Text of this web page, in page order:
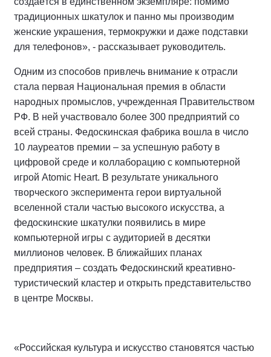
традиционных шкатулок и панно мы производим
женские украшения, термокружки и даже подставки
для телефонов», - рассказывает руководитель.
Одним из способов привлечь внимание к отрасли
стала первая Национальная премия в области
народных промыслов, учрежденная Правительством
РФ. В ней участвовало более 300 предприятий со
всей страны. Федоскинская фабрика вошла в число
10 лауреатов премии – за успешную работу в
цифровой среде и коллаборацию с компьютерной
игрой Atomic Heart. В результате уникального
творческого эксперимента герои виртуальной
вселенной стали частью высокого искусства, а
федоскинские шкатулки появились в мире
компьютерной игры с аудиторией в десятки
миллионов человек. В ближайших планах
предприятия – создать Федоскинский креативно-
туристический кластер и открыть представительство
в центре Москвы.
«Российская культура и искусство становятся частью